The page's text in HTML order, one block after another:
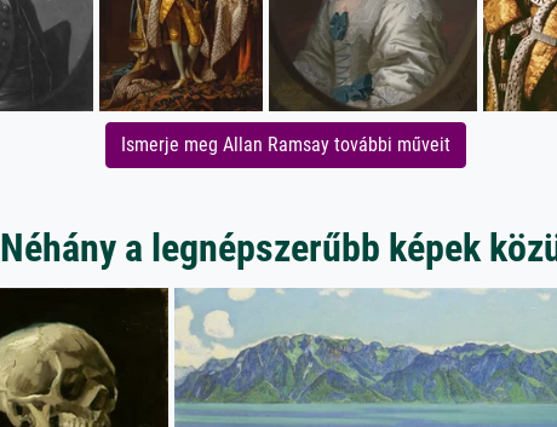
Ismerje meg Allan Ramsay további műveit
Néhány a legnépszerűbb képek